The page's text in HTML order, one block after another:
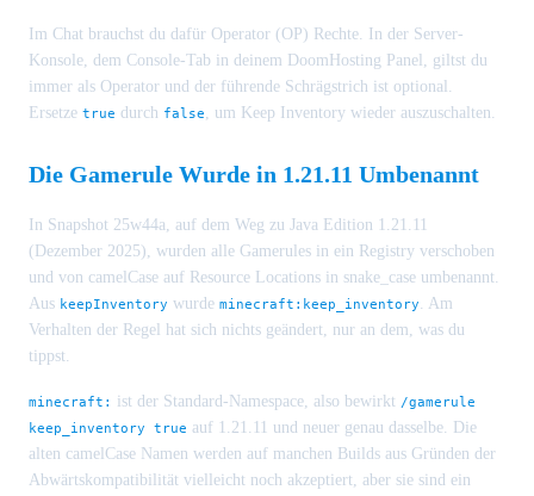
Im Chat brauchst du dafür Operator (OP) Rechte. In der Server-
Konsole, dem Console-Tab in deinem DoomHosting Panel, giltst du
immer als Operator und der führende Schrägstrich ist optional.
Ersetze true durch false, um Keep Inventory wieder auszuschalten.
Die Gamerule Wurde in 1.21.11 Umbenannt
In Snapshot 25w44a, auf dem Weg zu Java Edition 1.21.11
(Dezember 2025), wurden alle Gamerules in ein Registry verschoben
und von camelCase auf Resource Locations in snake_case umbenannt.
Aus keepInventory wurde minecraft:keep_inventory. Am
Verhalten der Regel hat sich nichts geändert, nur an dem, was du
tippst.
minecraft: ist der Standard-Namespace, also bewirkt /gamerule
keep_inventory true auf 1.21.11 und neuer genau dasselbe. Die
alten camelCase Namen werden auf manchen Builds aus Gründen der
Abwärtskompatibilität vielleicht noch akzeptiert, aber sie sind ein